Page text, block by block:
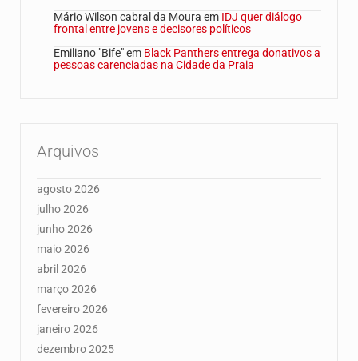
Mário Wilson cabral da Moura em IDJ quer diálogo
frontal entre jovens e decisores políticos
Emiliano "Bife"em Black Panthers entrega donativos a
pessoas carenciadas na Cidade da Praia
Arquivos
agosto 2026
julho 2026
junho 2026
maio 2026
abril 2026
março 2026
fevereiro 2026
janeiro 2026
dezembro 2025